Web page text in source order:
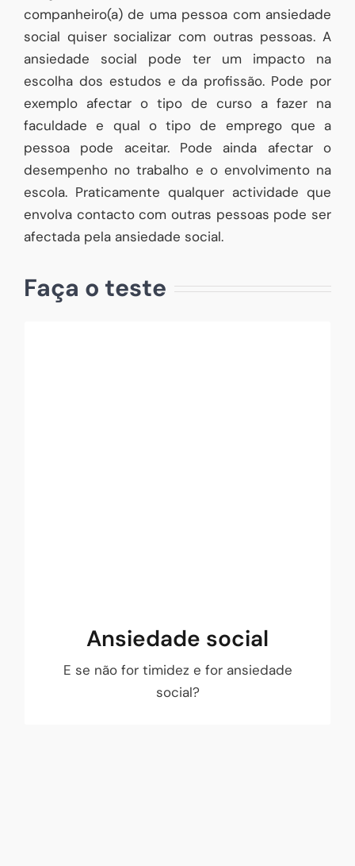
companheiro(a) de uma pessoa com ansiedade
social quiser socializar com outras pessoas. A
ansiedade social pode ter um impacto na
escolha dos estudos e da profissão. Pode por
exemplo afectar o tipo de curso a fazer na
faculdade e qual o tipo de emprego que a
pessoa pode aceitar. Pode ainda afectar o
desempenho no trabalho e o envolvimento na
escola. Praticamente qualquer actividade que
envolva contacto com outras pessoas pode ser
afectada pela ansiedade social.
Faça o teste
Ansiedade social
E se não for timidez e for ansiedade
social?